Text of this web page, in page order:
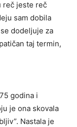
reč jeste reč
sam dobila
dodeljuje za
taj termin,
godina i
je ona skovala
Nastala je